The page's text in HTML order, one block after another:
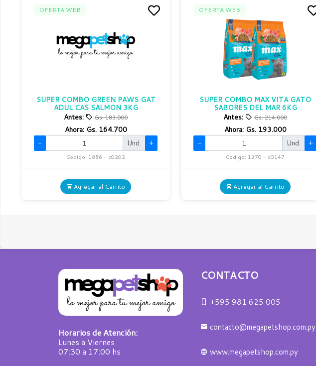
OFERTA WEB
SUPER COMBO GREEN PAWS GAT
ADUL CAS SALMON 3KG
Antes:
Gs. 183.000
Ahora: Gs. 164.700
-
Und. +
Codigo: 1886 - c0202
Agregar al Carrito
OFERTA WEB
SUPER COMBO MAX VITA GATO
SABORES DEL MAR 6KG
Antes:
Gs. 214.000
Ahora: Gs. 193.000
-
Und. +
Codigo: 1370 - c0147
Agregar al Carrito
Horarios de Atención:
Lunes a Viernes
07:30 a 17:00 hs
CONTACTO
+595 981 625 005
contacto@megapetshop.com.py
www.megapetshop.com.py